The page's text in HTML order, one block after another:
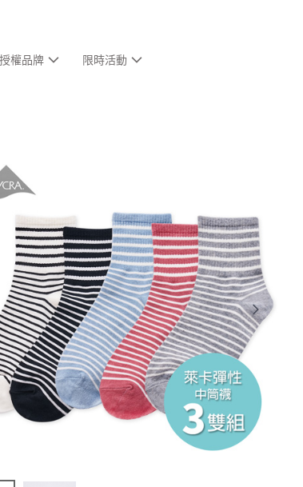
權品牌 限時活動